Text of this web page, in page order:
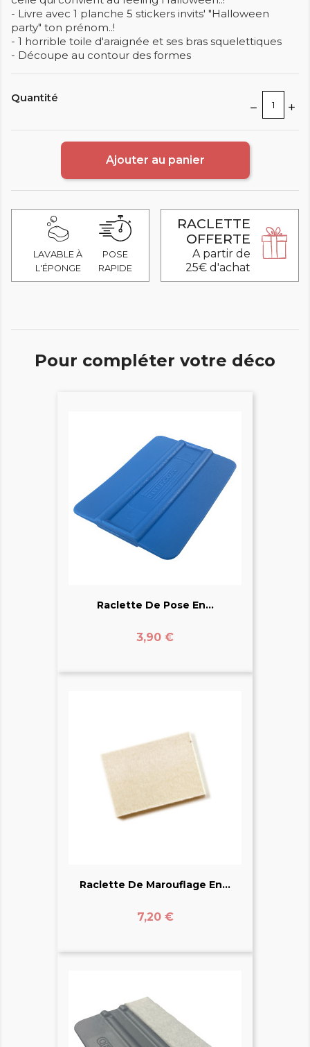
- Livre avec 1 planche 5 stickers invits' "Halloween
party" ton prénom..!
- 1 horrible toile d'araignée et ses bras squelettiques
- Découpe au contour des formes
Quantité
Ajouter au panier
LAVABLE À
L'ÉPONGE
POSE
RAPIDE
RACLETTE
OFFERTE
A partir de
25€ d'achat
Pour compléter votre déco
Raclette De Pose En...
Prix
3,90 €
Raclette De Marouflage En...
Prix
7,20 €